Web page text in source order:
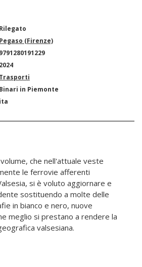
Rilegato
Pegaso (Firenze)
9791280191229
2024
Trasporti
Binari in Piemonte
ita
che nell'attuale veste
le ferrovie afferenti
si è voluto aggiornare e
sostituendo a molte delle
in bianco e nero, nuove
meglio si prestano a rendere la
valsesiana.